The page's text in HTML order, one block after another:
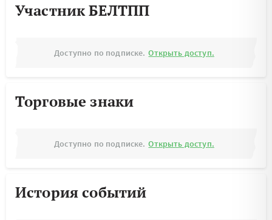
Участник БЕЛТПП
Доступно по подписке. Открыть доступ.
Торговые знаки
Доступно по подписке. Открыть доступ.
История событий